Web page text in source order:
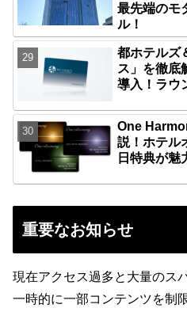
最先端のモ
ル！
都ホテルズ
ス」を徹底
導入！ラウ
One
説！ホテル
日特典が魅
重要なお知らせ
現在アクセス過多と大量のス
一時的に一部コンテンツを制